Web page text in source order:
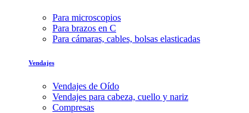
Para microscopios
Para brazos en C
Para cámaras, cables, bolsas elasticadas
Vendajes
Vendajes de Oído
Vendajes para cabeza, cuello y nariz
Compresas